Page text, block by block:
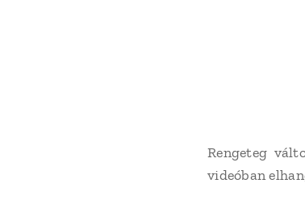
Rengeteg
videóban